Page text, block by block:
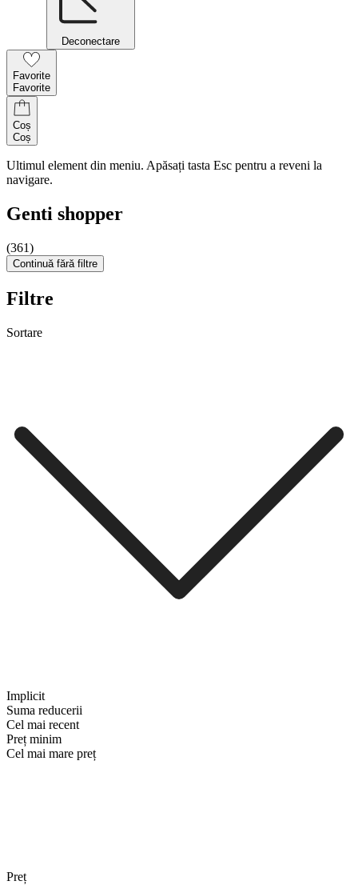
Deconectare
Favorite
Favorite
Coș
Coș
Ultimul element din meniu. Apăsați tasta Esc pentru a reveni la
navigare.
Genti shopper
(361)
Continuă fără filtre
Filtre
Sortare
Implicit
Suma reducerii
Cel mai recent
Preț minim
Cel mai mare preț
Preț